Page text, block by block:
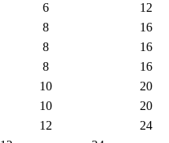
6
12
8
16
8
16
8
16
10
20
10
20
12
24